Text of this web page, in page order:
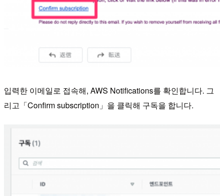
입력한 이메일로 접속해, AWS Notifications를 확인합니다. 그
리고「Confirm subscription」을 클릭해 구독을 합니다.